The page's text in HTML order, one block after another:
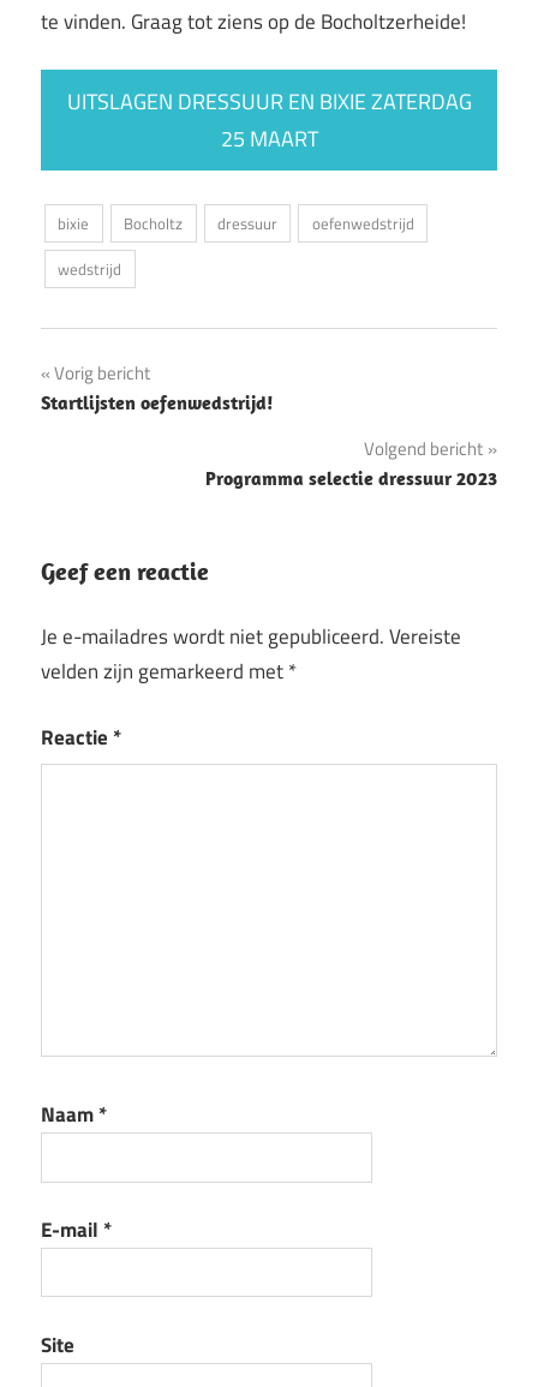
te vinden. Graag tot ziens op de Bocholtzerheide!
UITSLAGEN DRESSUUR EN BIXIE ZATERDAG
25 MAART
bixie Bocholtz dressuur
oefenwedstrijd
wedstrijd
Bericht
navigatie
Vorig bericht
Startlijsten oefenwedstrijd!
Volgend bericht
Programma selectie dressuur 2023
Geef een reactie
Je e-mailadres wordt niet gepubliceerd.Vereiste
velden zijn gemarkeerd met*
Reactie *
Naam*
E-mail *
Site